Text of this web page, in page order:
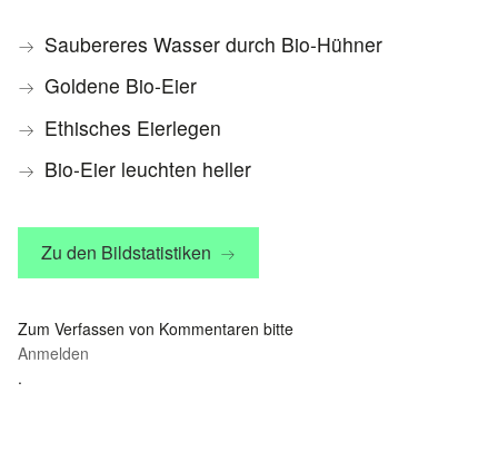
Saubereres Wasser durch Bio-Hühner
Goldene Bio-Eier
Ethisches Eierlegen
Bio-Eier leuchten heller
Zu den Bildstatistiken
Zum Verfassen von Kommentaren bitte
Anmelden
.